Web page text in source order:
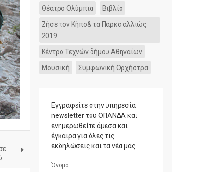
Θέατρο Ολύμπια Βιβλίο
Ζήσε τον Κήπο& τα Πάρκα αλλιώς
2019
Κέντρο Τεχνών δήμου Αθηναίων
Μουσική Συμφωνική Ορχήστρα
Εγγραφείτε στην υπηρεσία
newsletter του ΟΠΑΝΔΑ και
ενημερωθείτε άμεσα και
έγκαιρα για όλες τις
εκδηλώσεις και τα νέα μας.